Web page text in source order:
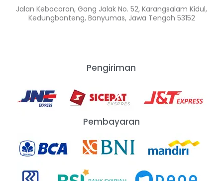
Jalan Kebocoran, Gang Jalak No. 52, Karangsalam Kidul,
Kedungbanteng, Banyumas, Jawa Tengah 53152
Pengiriman
Pembayaran